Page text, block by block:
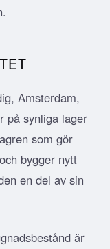
Amsterdam,
på synliga lager
som gör
bygger nytt
en del av sin
är